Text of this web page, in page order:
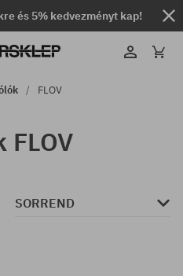
és 5% kedvezményt kap!
FLOV
FLOV
SORREND